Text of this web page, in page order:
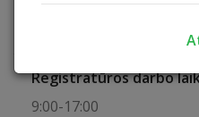
Draudžiama rūkyti viduje
Registratūros darbo
9:00-17:00